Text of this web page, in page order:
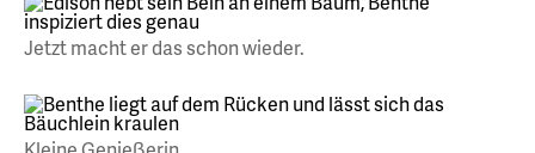
Jetzt macht er das schon wieder.